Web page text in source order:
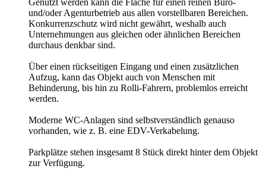
und/oder Agenturbetrieb aus allen vorstellbaren Bereichen.
Konkurrenzschutz wird nicht gewährt, weshalb auch
Unternehmungen aus gleichen oder ähnlichen Bereichen
durchaus denkbar sind.
Über einen rückseitigen Eingang und einen zusätzlichen
Aufzug, kann das Objekt auch von Menschen mit
Behinderung, bis hin zu Rolli-Fahrern, problemlos erreicht
werden.
Moderne WC-Anlagen sind selbstverständlich genauso
vorhanden, wie z. B. eine EDV-Verkabelung.
Parkplätze stehen insgesamt 8 Stück direkt hinter dem Objekt
zur Verfügung.